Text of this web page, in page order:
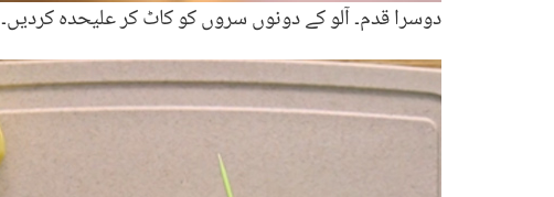
دوسرا قدم۔ آلو کے دونوں سروں کو کاٹ کر علیحدہ کردیں۔